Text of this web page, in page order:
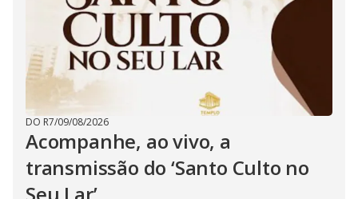
DO R7/09/08/2026
Acompanhe, ao vivo, a
transmissão do ‘Santo Culto no
Seu Lar’